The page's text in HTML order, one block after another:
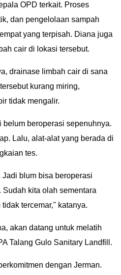
OPD terkait. Proses
dan pengelolaan sampah
yang terpisah. Diana juga
cair di lokasi tersebut.
drainase limbah cair di sana
kurang miring,
tidak mengalir.
belum beroperasi sepenuhnya.
Lalu, alat-alat yang berada di
tes.
blum bisa beroperasi
kita olah sementara
tercemar," katanya.
akan datang untuk melatih
Talang Gulo Sanitary Landfill.
dengan Jerman.